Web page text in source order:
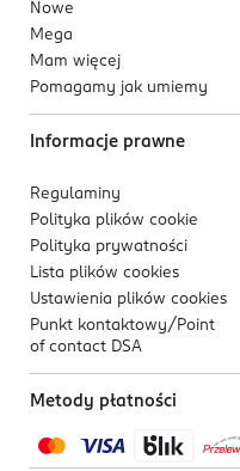
Nowe
Mega
Mam więcej
Pomagamy jak umiemy
Informacje prawne
Regulaminy
Polityka plików cookie
Polityka prywatności
Lista plików cookies
Ustawienia plików cookies
Punkt kontaktowy/ Point
of contact DSA
Metody płatności